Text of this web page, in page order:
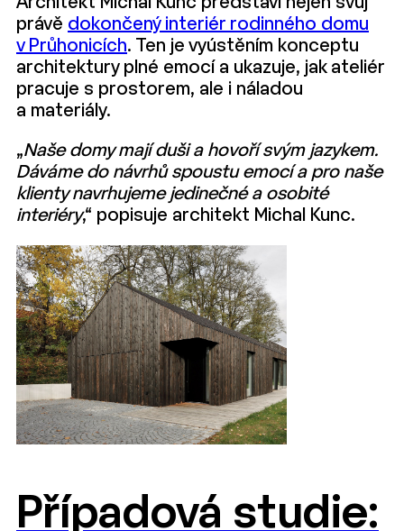
právě dokončený interiér rodinného domu
v Průhonicích. Ten je vyústěním konceptu
architektury plné emocí a ukazuje, jak ateliér
pracuje s prostorem, ale i náladou
a materiály.
„Naše domy mají duši a hovoří svým jazykem.
Dáváme do návrhů spoustu emocí a pro naše
klienty navrhujeme jedinečné a osobité
interiéry,“ popisuje architekt Michal Kunc.
Případová studie: